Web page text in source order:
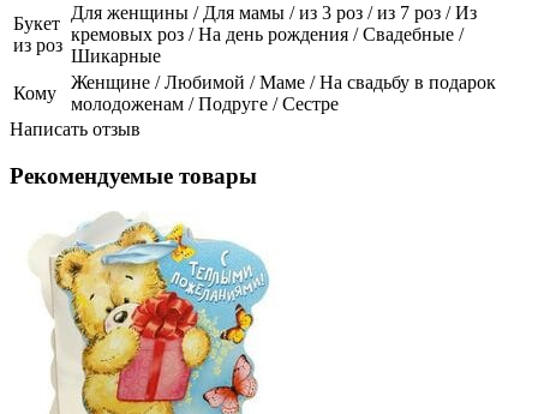
Букет
из роз
Для женщины / Для мамы / из 3 роз / из 7 роз / Из
кремовых роз / На день рождения / Свадебные /
Шикарные
Кому
Женщине / Любимой / Маме / На свадьбу в подарок
молодоженам / Подруге / Сестре
Написать отзыв
Рекомендуемые товары